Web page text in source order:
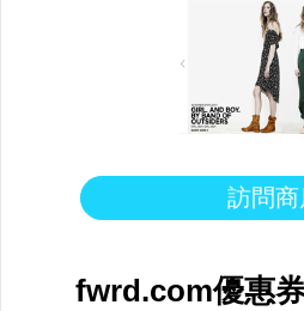
訪問商
fwrd.com優惠